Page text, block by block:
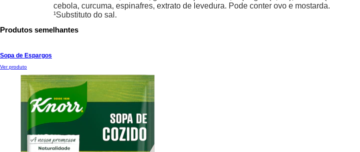
cebola, curcuma, espinafres, extrato de levedura. Pode conter ovo e mostarda.
¹Substituto do sal.
Produtos semelhantes